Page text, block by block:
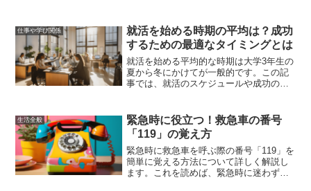
仕事や学び関係
就活を始める時期の平均は？成功
するための最適なタイミングとは
就活を始める平均的な時期は大学3年生の
夏から冬にかけてが一般的です。この記
事では、就活のスケジュールや成功のた
す。
生活全般
緊急時に役立つ！救急車の番号
「119」の覚え方
緊急時に救急車を呼ぶ際の番号「119」を
簡単に覚える方法について詳しく解説し
ます。これを読めば、緊急時に迷わず救